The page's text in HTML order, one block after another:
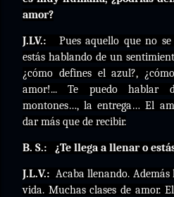
amor?
J.LV.:
Pues aquello que no
estás hablando de un
¿cómo defines el azul?,
amor!... Te puedo hablar
montones…, la entrega… El
dar más que de recibir.
B. S.: ¿Te llega a llenar o
J.L.V.: Acaba llenando.
vida. Muchas clases de amor.